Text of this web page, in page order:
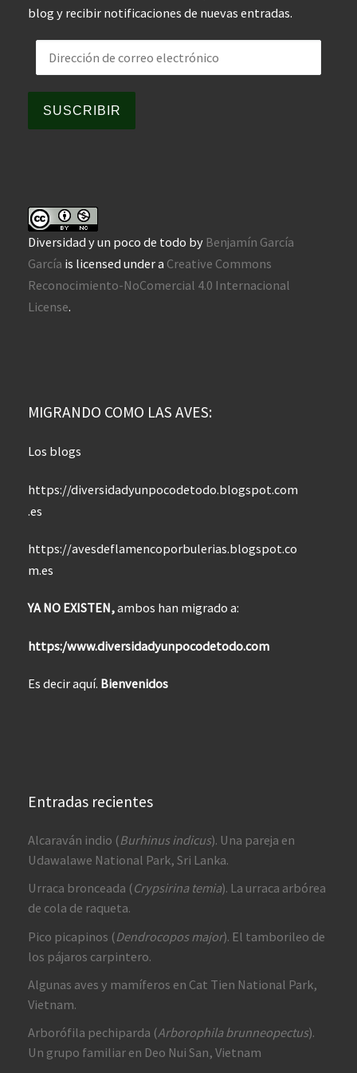
blog y recibir notificaciones de nuevas entradas.
Dirección de correo electrónico
SUSCRIBIR
Diversidad y un poco de todo by Benjamín García
García is licensed under a Creative Commons
Reconocimiento-NoComercial 4.0 Internacional
License.
MIGRANDO COMO LAS AVES:
Los blogs
https://diversidadyunpocodetodo.blogspot.com
.es
https://avesdeflamencoporbulerias.blogspot.co
m.es
YA NO EXISTEN,ambos han migrado a:
https:/www.diversidadyunpocodetodo.com
Es decir aquí. Bienvenidos
Entradas recientes
Alcaraván indio (Burhinus indicus). Una pareja en
Udawalawe National Park, Sri Lanka.
Urraca bronceada (Crypsirina temia). La urraca arbórea
de cola de raqueta.
Pico picapinos (Dendrocopos major). El tamborileo de
los pájaros carpintero.
Algunas aves y mamíferos en Cat Tien National Park,
Vietnam.
Arborófila pechiparda (Arborophila brunneopectus).
Un grupo familiar en Deo Nui San, Vietnam